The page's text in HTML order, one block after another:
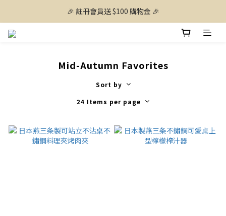
🎉 註冊會員送 $100 購物金 🎉
Mid-Autumn Favorites
Sort by
24 Items per page